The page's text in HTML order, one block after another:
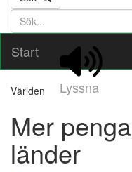
Söktext
Start
Lyssna
Världen
Mer
länder